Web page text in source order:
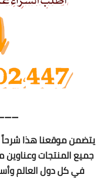
يتضمن موقعنا هذا شرحاً
في كل دول العالم